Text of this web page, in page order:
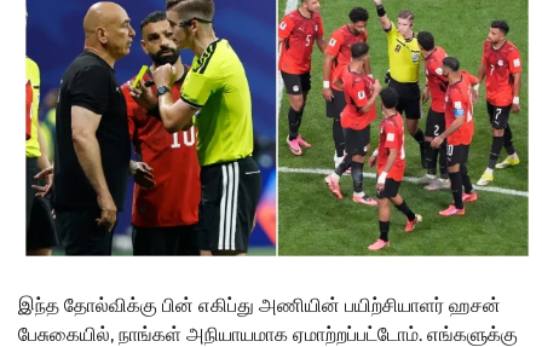
இந்த தோல்விக்கு பின் எகிப்து அணியின் பயிற்சியாளர் ஹசன்
பேசுகையில், நாங்கள் அநியாயமாக ஏமாற்றப்பட்டோம். எங்களுக்கு